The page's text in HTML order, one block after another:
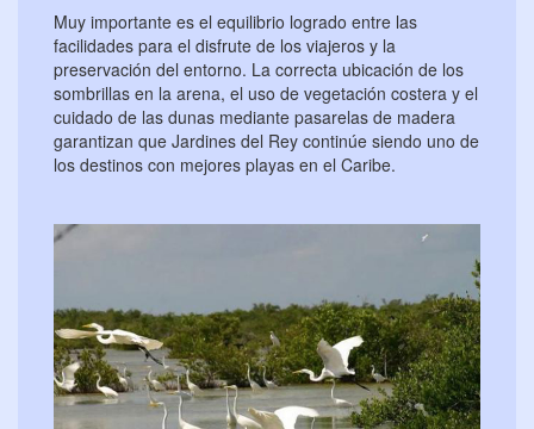
Muy importante es el equilibrio logrado entre las
facilidades para el disfrute de los viajeros y la
preservación del entorno. La correcta ubicación de los
sombrillas en la arena, el uso de vegetación costera y el
cuidado de las dunas mediante pasarelas de madera
garantizan que Jardines del Rey continúe siendo uno de
los destinos con mejores playas en el Caribe.